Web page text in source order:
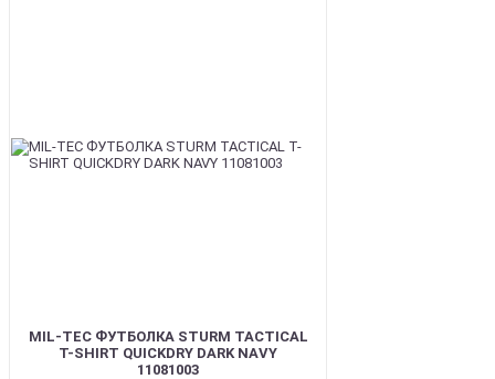
MIL-TEC ФУТБОЛКА STURM TACTICAL
T-SHIRT QUICKDRY DARK NAVY
11081003